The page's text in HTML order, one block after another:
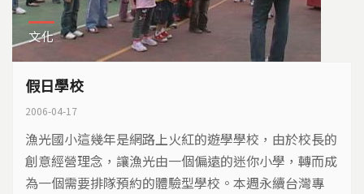
文化
假日學校
2006-04-17
漁光國小這幾年是網路上火紅的遊學學校，由於校長的
創意經營理念，讓漁光由一個偏遠的迷你小學，轉而成
為一個需要排隊預約的體驗型學校。本週永續台灣專